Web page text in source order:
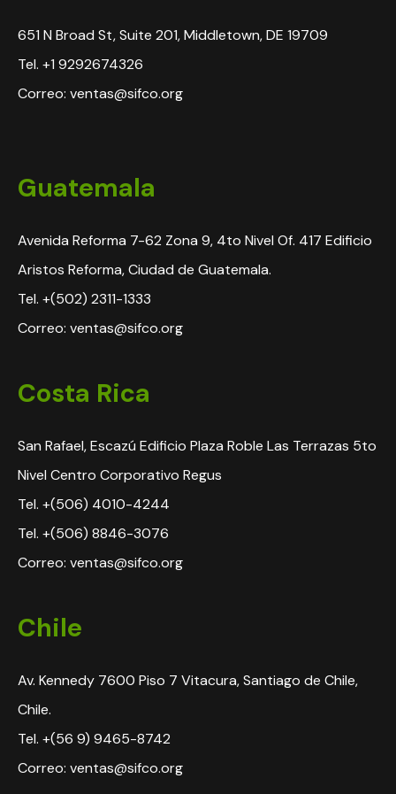
651 N Broad St, Suite 201, Middletown, DE 19709
Tel. +1 9292674326
Correo: ventas@sifco.org
Guatemala
Avenida Reforma 7-62 Zona 9, 4to Nivel Of. 417 Edificio
Aristos Reforma, Ciudad de Guatemala.
Tel. +(502) 2311-1333
Correo: ventas@sifco.org
Costa Rica
San Rafael, Escazú Edificio Plaza Roble Las Terrazas 5to
Nivel Centro Corporativo Regus
Tel. +(506) 4010-4244
Tel. +(506) 8846-3076
Correo: ventas@sifco.org
Chile
Av. Kennedy 7600 Piso 7 Vitacura, Santiago de Chile,
Chile.
Tel. +(56 9) 9465-8742
Correo: ventas@sifco.org